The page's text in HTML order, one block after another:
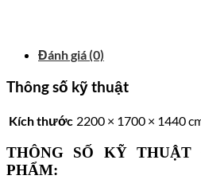
Đánh giá (0)
Thông số kỹ thuật
Kích thước 2200 × 1700 × 1440
THÔNG SỐ KỸ THUẬT
PHẨM: